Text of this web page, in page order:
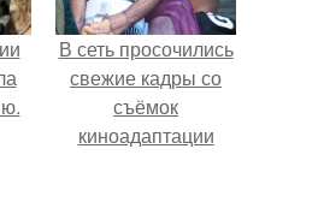
В сеть просочились
свежие кадры со
съёмок
киноадаптации